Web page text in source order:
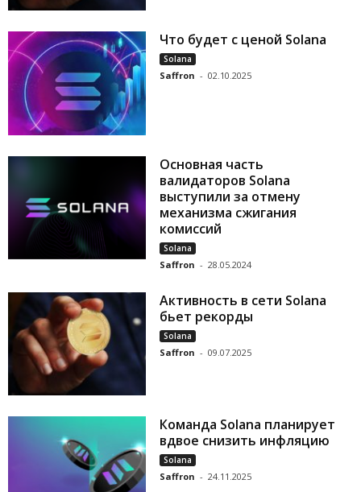
Что будет с ценой Solana
Solana
Saffron - 02.10.2025
Основная часть
валидаторов Solana
выступили за отмену
механизма сжигания
комиссий
Solana
Saffron - 28.05.2024
Активность в сети Solana
бьет рекорды
Solana
Saffron - 09.07.2025
Команда Solana планирует
вдвое снизить инфляцию
Solana
Saffron - 24.11.2025